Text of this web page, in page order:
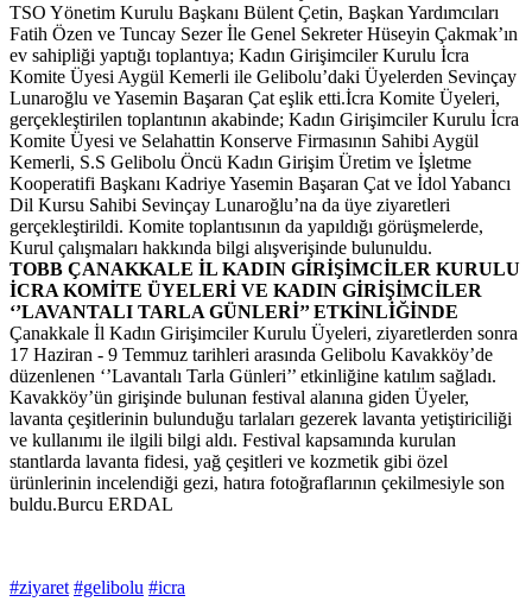
TSO Yönetim Kurulu Başkanı Bülent Çetin, Başkan Yardımcıları
Fatih Özen ve Tuncay Sezer İle Genel Sekreter Hüseyin Çakmak’ın
ev sahipliği yaptığı toplantıya; Kadın Girişimciler Kurulu İcra
Komite Üyesi Aygül Kemerli ile Gelibolu’daki Üyelerden Sevinçay
Lunaroğlu ve Yasemin Başaran Çat eşlik etti.İcra Komite Üyeleri,
gerçekleştirilen toplantının akabinde; Kadın Girişimciler Kurulu İcra
Komite Üyesi ve Selahattin Konserve Firmasının Sahibi Aygül
Kemerli, S.S Gelibolu Öncü Kadın Girişim Üretim ve İşletme
Kooperatifi Başkanı Kadriye Yasemin Başaran Çat ve İdol Yabancı
Dil Kursu Sahibi Sevinçay Lunaroğlu’na da üye ziyaretleri
gerçekleştirildi. Komite toplantısının da yapıldığı görüşmelerde,
Kurul çalışmaları hakkında bilgi alışverişinde bulunuldu.
TOBB ÇANAKKALE İL KADIN GİRİŞİMCİLER KURULU
İCRA KOMİTE ÜYELERİ VE KADIN GİRİŞİMCİLER
‘’LAVANTALI TARLA GÜNLERİ’’ ETKİNLİĞİNDE
Çanakkale İl Kadın Girişimciler Kurulu Üyeleri, ziyaretlerden sonra
17 Haziran - 9 Temmuz tarihleri arasında Gelibolu Kavakköy’de
düzenlenen ‘’Lavantalı Tarla Günleri’’ etkinliğine katılım sağladı.
Kavakköy’ün girişinde bulunan festival alanına giden Üyeler,
lavanta çeşitlerinin bulunduğu tarlaları gezerek lavanta yetiştiriciliği
ve kullanımı ile ilgili bilgi aldı. Festival kapsamında kurulan
stantlarda lavanta fidesi, yağ çeşitleri ve kozmetik gibi özel
ürünlerinin incelendiği gezi, hatıra fotoğraflarının çekilmesiyle son
buldu.Burcu ERDAL
#ziyaret #gelibolu #icra